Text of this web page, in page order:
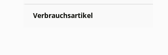
Verbrauchsartikel